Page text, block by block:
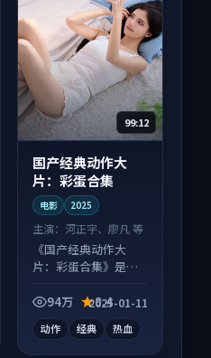
99:12
国产经典动作大
片：彩蛋合集
电影 2025
主演： 河正宇、廖凡 等
《国产经典动作大
片：彩蛋合集》是一
多线叙事并行，细节
94万 8.4
2025-01-11
动作 经典 热血